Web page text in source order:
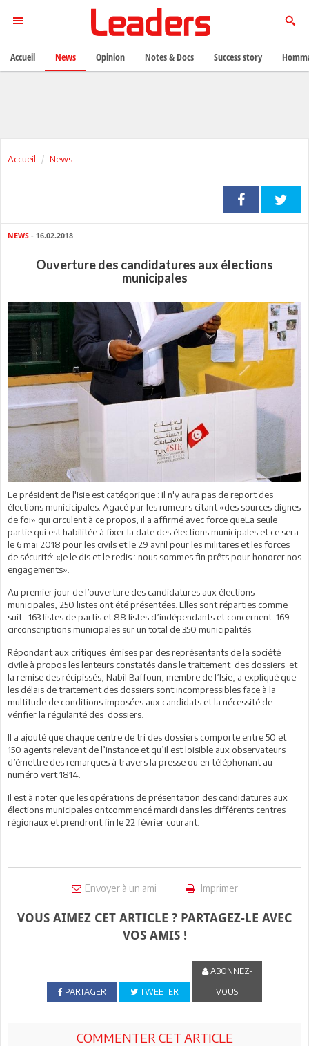
Accueil News
NEWS - 16.02.2018
Ouverture des candidatures aux élections
municipales
Le président de l'Isie est catégorique : il n'y aura pas de report des
élections municicipales. Agacé par les rumeurs citant «des sources dignes
de foi» qui circulent à ce propos, il a affirmé avec force queLa seule
partie qui est habilitée à fixer la date des élections municipales et ce sera
le 6 mai 2018 pour les civils et le 29 avril pour les militares et les forces
de sécurité: «Je le dis et le redis : nous sommes fin prêts pour honorer nos
engagements».
Au premier jour de l’ouverture des candidatures aux élections
municipales, 250 listes ont été présentées. Elles sont réparties comme
suit : 163 listes de partis et 88 listes d’indépendants et concernent 169
circonscriptions municipales sur un total de 350 municipalités.
Répondant aux critiques émises par des représentants de la société
civile à propos les lenteurs constatés dans le traitement des dossiers et
la remise des récipissés, Nabil Baffoun, membre de l’Isie, a expliqué que
les délais de traitement des dossiers sont incompressibles face à la
multitude de conditions imposées aux candidats et la nécessité de
vérifier la régularité des dossiers.
Il a ajouté que chaque centre de tri des dossiers comporte entre 50 et
150 agents relevant de l’instance et qu’il est loisible aux observateurs
d’émettre des remarques à travers la presse ou en téléphonant au
numéro vert 1814.
Il est à noter que les opérations de présentation des candidatures aux
élections municipales ontcommencé mardi dans les différents centres
régionaux et prendront fin le 22 février courant.
Envoyer à un ami Imprimer
VOUS AIMEZ CET ARTICLE ? PARTAGEZ-LE AVEC
VOS AMIS !
PARTAGER TWEETER
ABONNEZ-
VOUS
COMMENTER CET ARTICLE
Accueil News Opinion Notes & Docs Success story